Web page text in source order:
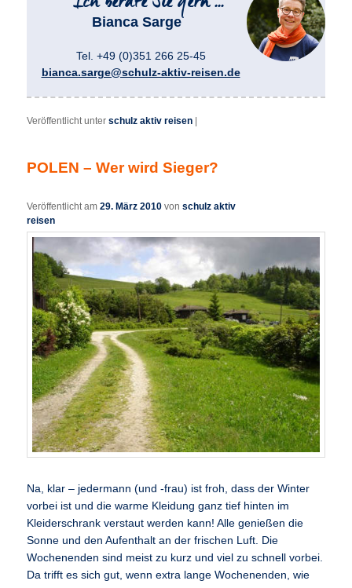
Bianca Sarge
Tel. +49 (0)351 266 25-45
bianca.sarge@schulz-aktiv-reisen.de
Veröffentlicht unter schulz aktiv reisen
POLEN – Wer wird Sieger?
Veröffentlicht am29. März 2010 vonschulz aktiv
reisen
Na, klar – jedermann (und -frau) ist froh, dass der Winter
vorbei ist und die warme Kleidung ganz tief hinten im
Kleiderschrank verstaut werden kann! Alle genießen die
Sonne und den Aufenthalt an der frischen Luft. Die
Wochenenden sind meist zu kurz und viel zu schnell vorbei.
Da trifft es sich gut, wenn extra lange Wochenenden, wie